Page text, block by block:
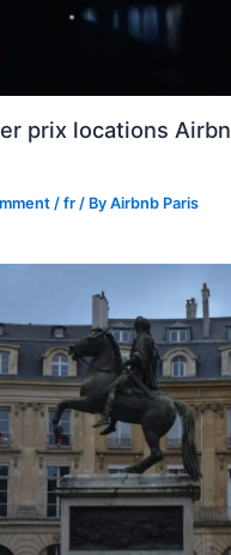
prix locations
/fr / ByAirbnb Paris